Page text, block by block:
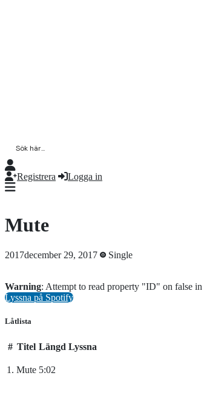
Registrera Logga in
Mute
2017december 29, 2017 Single
Warning: Attempt to read property "ID" on false in
Lyssna på Spotify
Låtlista
# Titel Längd Lyssna
1. Mute 5:02